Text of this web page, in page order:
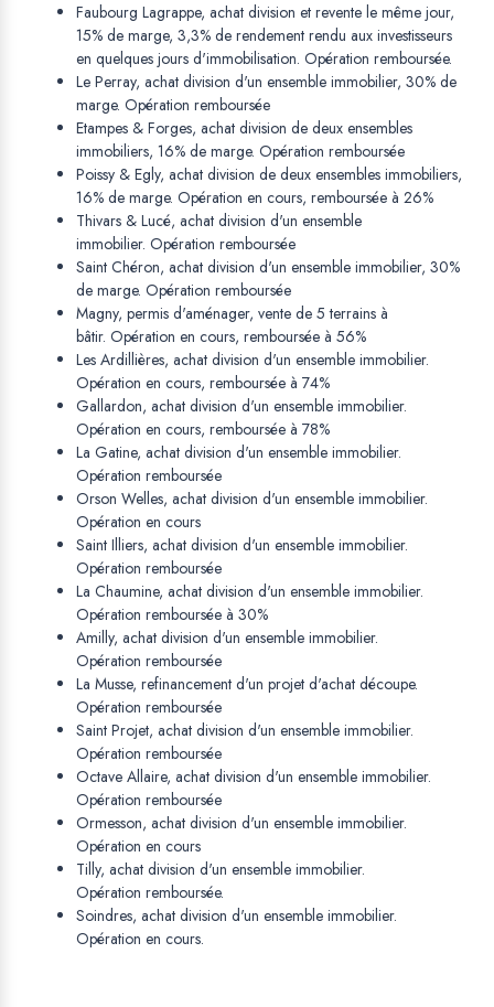
Faubourg Lagrappe, achat division et revente le même jour,
15% de marge, 3,3% de rendement rendu aux investisseurs
en quelques jours d'immobilisation. Opération remboursée.
Le Perray, achat division d'un ensemble immobilier, 30% de
marge. Opération remboursée
Etampes & Forges, achat division de deux ensembles
immobiliers, 16% de marge. Opération remboursée
Poissy & Egly, achat division de deux ensembles immobiliers,
16% de marge. Opération en cours, remboursée à 26%
Thivars & Lucé, achat division d'un ensemble
immobilier. Opération remboursée
Saint Chéron, achat division d'un ensemble immobilier, 30%
de marge. Opération remboursée
Magny, permis d'aménager, vente de 5 terrains à
bâtir. Opération en cours, remboursée à 56%
Les Ardillières, achat division d'un ensemble immobilier.
Opération en cours, remboursée à 74%
Gallardon, achat division d'un ensemble immobilier.
Opération en cours, remboursée à 78%
La Gatine, achat division d'un ensemble immobilier.
Opération remboursée
Orson Welles, achat division d'un ensemble immobilier.
Opération en cours
Saint Illiers, achat division d'un ensemble immobilier.
Opération remboursée
La Chaumine, achat division d'un ensemble immobilier.
Opération remboursée à 30%
Amilly, achat division d'un ensemble immobilier.
Opération remboursée
La Musse, refinancement d'un projet d'achat découpe.
Opération remboursée
Saint Projet, achat division d'un ensemble immobilier.
Opération remboursée
Octave Allaire, achat division d'un ensemble immobilier.
Opération remboursée
Ormesson, achat division d'un ensemble immobilier.
Opération en cours
Tilly, achat division d'un ensemble immobilier.
Opération remboursée.
Soindres, achat division d'un ensemble immobilier.
Opération en cours.